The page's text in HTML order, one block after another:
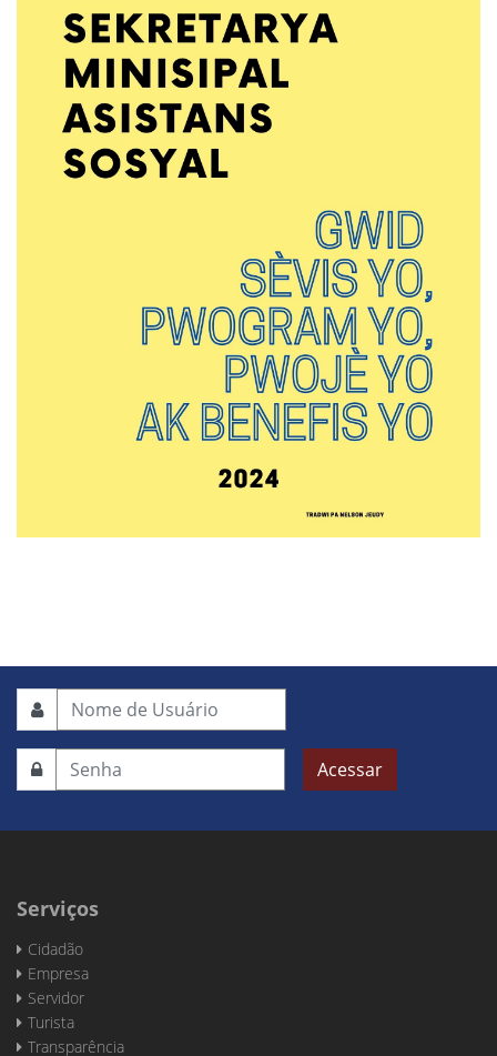
Acessar
Serviços
Cidadão
Empresa
Servidor
Turista
Transparência